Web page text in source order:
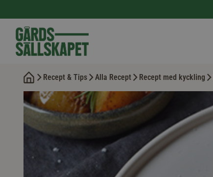
Recept & Tips Alla Recept Recept med kyckling